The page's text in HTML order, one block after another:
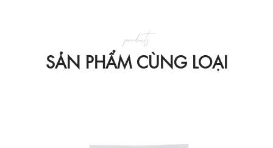
SẢN PHẨM CÙNG LOẠI
products